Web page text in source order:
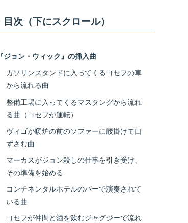
目次（下にスクロール）
『ジョン・ウィック』の挿入曲
ガソリンスタンドに入ってくるヨセフの車
から流れる曲
整備工場に入ってくるマスタングから流れ
る曲（ヨセフが運転）
ヴィゴが暖炉の前のソファーに腰掛けて口
ずさむ曲
マーカスがジョン殺しの仕事を引き受け、
その準備を始める
コンチネンタルホテルのバーで演奏されて
いる曲
ヨセフが仲間と酒を飲むジャグジーで流れ